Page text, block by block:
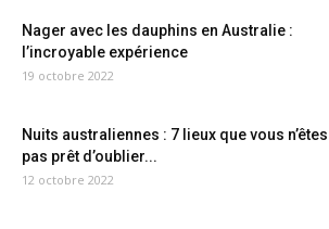
Nager avec les dauphins en Australie :
l’incroyable expérience
19 octobre 2022
Nuits australiennes : 7 lieux que vous n’êtes
pas prêt d’oublier...
12 octobre 2022